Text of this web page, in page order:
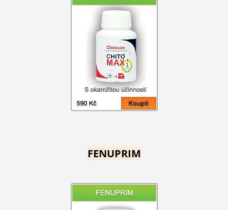
FENUPRIM